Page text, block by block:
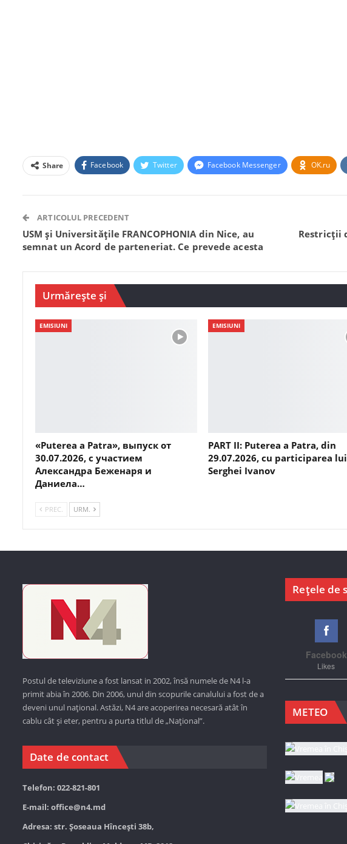
Share Facebook Twitter Facebook Messenger OK.ru
ARTICOLUL PRECEDENT
USM și Universitățile FRANCOPHONIA din Nice, au
semnat un Acord de parteneriat. Ce prevede acesta
Restricții
Urmărește și
EMISIUNI
«Puterea a Patra», выпуск от
30.07.2026, с участием
Александра Беженаря и
Даниела…
EMISIUNI
PART II: Puterea a Patra, din
29.07.2026, cu participarea lui
Serghei Ivanov
PREC. URM.
Postul de televiziune a fost lansat in 2002, însă numele de N4 l-a
primit abia în 2006. Din 2006, unul din scopurile canalului a fost de a
deveni unul național. Astăzi, N4 are acoperirea necesară atât în
cablu cât și eter, pentru a purta titlul de „Național”.
Date de contact
Telefon: 022-821-801
E-mail: office@n4.md
Adresa: str. Șoseaua Hînceşti 38b,
Rețele de
Facebook
Likes
METEO